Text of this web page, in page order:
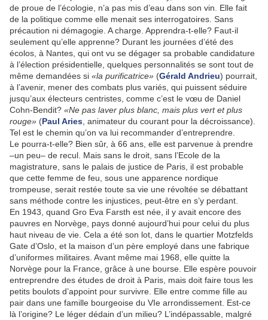
de proue de l’écologie, n’a pas mis d’eau dans son vin. Elle fait
de la politique comme elle menait ses interrogatoires. Sans
précaution ni démagogie. A charge. Apprendra-t-elle? Faut-il
seulement qu’elle apprenne? Durant les journées d’été des
écolos, à Nantes, qui ont vu se dégager sa probable candidature
à l’élection présidentielle, quelques personnalités se sont tout de
même demandées si «la purificatrice» (Gérald Andrieu) pourrait,
à l’avenir, mener des combats plus variés, qui puissent séduire
jusqu’aux électeurs centristes, comme c’est le vœu de Daniel
Cohn-Bendit? «Ne pas laver plus blanc, mais plus vert et plus
rouge» (Paul Aries , animateur du courant pour la décroissance).
Tel est le chemin qu’on va lui recommander d’entreprendre.
Le pourra-t-elle? Bien sûr, à 66 ans, elle est parvenue à prendre
–un peu– de recul. Mais sans le droit, sans l’Ecole de la
magistrature, sans le palais de justice de Paris, il est probable
que cette femme de feu, sous une apparence nordique
trompeuse, serait restée toute sa vie une révoltée se débattant
sans méthode contre les injustices, peut-être en s’y perdant.
En 1943, quand Gro Eva Farsth est née, il y avait encore des
pauvres en Norvège, pays donné aujourd’hui pour celui du plus
haut niveau de vie. Cela a été son lot, dans le quartier Motzfelds
Gate d’Oslo, et la maison d’un père employé dans une fabrique
d’uniformes militaires. Avant même mai 1968, elle quitte la
Norvège pour la France, grâce à une bourse. Elle espère pouvoir
entreprendre des études de droit à Paris, mais doit faire tous les
petits boulots d’appoint pour survivre. Elle entre comme fille au
pair dans une famille bourgeoise du VIe arrondissement. Est-ce
là l’origine? Le léger dédain d’un milieu? L’indépassable, malgré